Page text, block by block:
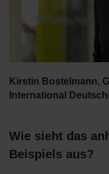
Kirstin Bostelmann,
International
Wie sieht das
Beispiels aus?